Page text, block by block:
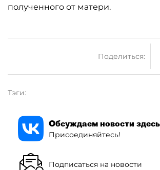
полученного от матери.
Поделиться:
Тэги:
Обсуждаем новости здесь
Присоединяйтесь!
Подписаться на новости